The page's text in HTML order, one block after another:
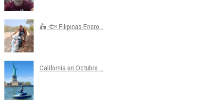
🛵 🐟 Filipinas Enero...
California en Octubre ...